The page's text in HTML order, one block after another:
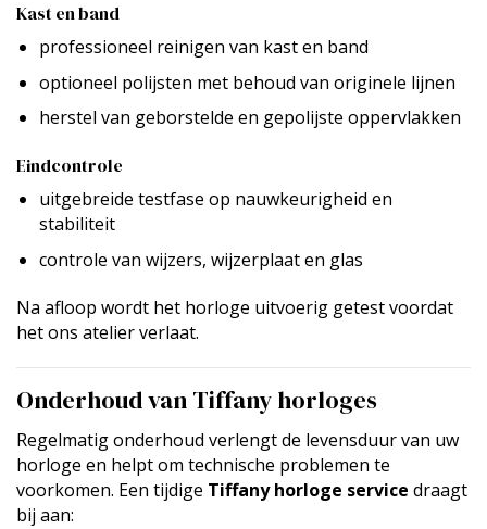
Kast en band
professioneel reinigen van kast en band
optioneel polijsten met behoud van originele lijnen
herstel van geborstelde en gepolijste oppervlakken
Eindcontrole
uitgebreide testfase op nauwkeurigheid en
stabiliteit
controle van wijzers, wijzerplaat en glas
Na afloop wordt het horloge uitvoerig getest voordat
het ons atelier verlaat.
Onderhoud van Tiffany horloges
Regelmatig onderhoud verlengt de levensduur van uw
horloge en helpt om technische problemen te
voorkomen. Een tijdige Tiffany horloge service draagt
bij aan: